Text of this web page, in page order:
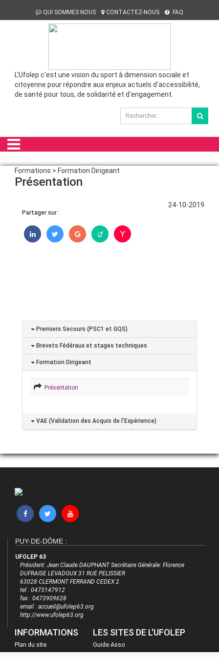
QUI SOMMES NOUS CONTACTEZ-NOUS FAQ
L'Ufolep c'est une vision du sport à dimension sociale et
citoyenne pour répondre aux enjeux actuels d'accessibilité,
de santé pour tous, de solidarité et d'engagement.
Formations > Formation Dirigeant
Présentation
24-10-2019
Partager sur :
Premiers Secours (PSC1 et GQS)
Brevets Fédéraux et stages techniques
Formation Dirigeant
Présentation
VAE (Validation des Acquis de l'Expérience)
PUY-DE-DÔME :
UFOLEP 63
Président: Jean Claude DAUPHANT Secrétaire Générale: Florence
DUFRAISE LEVADOUX 31 RUE PELISSIER
63028 CLERMONT FERRAND CEDEX 2
tel : 0473147912
fax : 0473909628
email : accueil@ufolep63.org
http://www.ufolep63.org
INFORMATIONS
Plan du site
LES SITES DE L'UFOLEP
Guide Asso